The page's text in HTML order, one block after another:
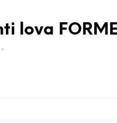
lova
*